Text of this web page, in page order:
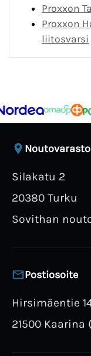
Proxxon
Proxxon
liitosvarsi
Noutovarasto
Silakatu 2
20380 Turku
Sovithan
Postiosoite
Hirsimäentie
21500 Kaarina